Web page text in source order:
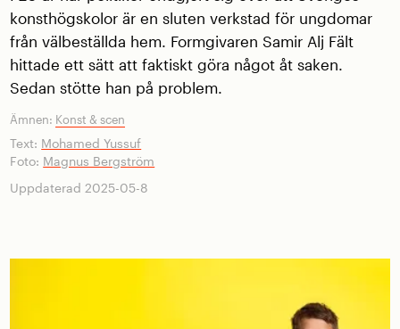
konsthögskolor är en sluten verkstad för ungdomar
från välbeställda hem. Formgivaren Samir Alj Fält
hittade ett sätt att faktiskt göra något åt saken.
Sedan stötte han på problem.
Ämnen: Konst & scen
Text: Mohamed Yussuf
Foto: Magnus Bergström
Uppdaterad 2025-05-8